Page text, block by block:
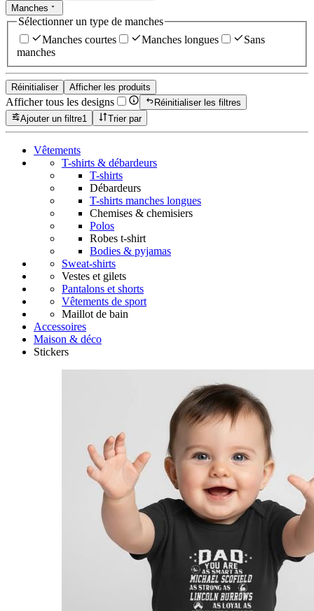
Manches
Sélectionner un type de manches
Manches courtes
Manches longues
Sans
manches
Réinitialiser Afficher les produits
Afficher tous les designs
Réinitialiser les filtres
Ajouter un filtre1 Trier par
Vêtements
T-shirts & débardeurs
T-shirts
Débardeurs
T-shirts manches longues
Chemises & chemisiers
Polos
Robes t-shirt
Bodies & pyjamas
Sweat-shirts
Vestes et gilets
Pantalons et shorts
Vêtements de sport
Maillot de bain
Accessoires
Maison & déco
Stickers